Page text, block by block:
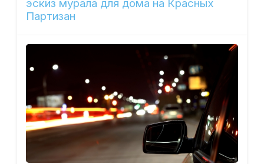
эскиз мурала для дома на Красных
Партизан